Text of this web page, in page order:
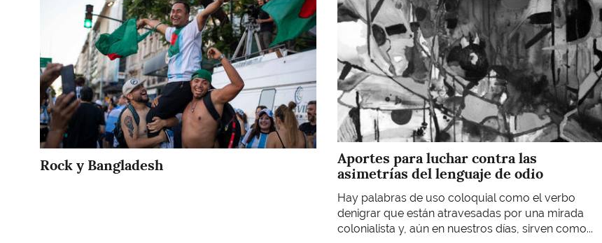
Rock y Bangladesh
Aportes para luchar contra las
asimetrías del lenguaje de odio
Hay palabras de uso coloquial como el verbo
denigrar que están atravesadas por una mirada
colonialista y, aún en nuestros días, sirven como...